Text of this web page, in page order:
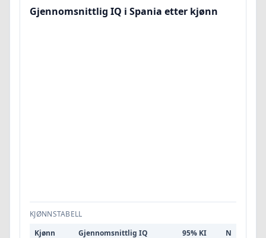
Gjennomsnittlig IQ i Spania etter kjønn
KJØNNSTABELL
Kjønn
Gjennomsnittlig IQ 95% KI N